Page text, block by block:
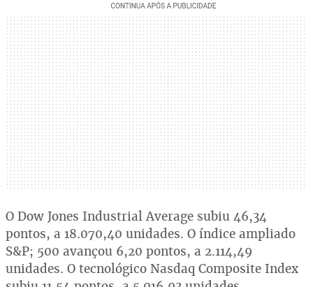
O Dow Jones Industrial Average subiu 46,34
pontos, a 18.070,40 unidades. O índice ampliado
S&P; 500 avançou 6,20 pontos, a 2.114,49
unidades. O tecnológico Nasdaq Composite Index